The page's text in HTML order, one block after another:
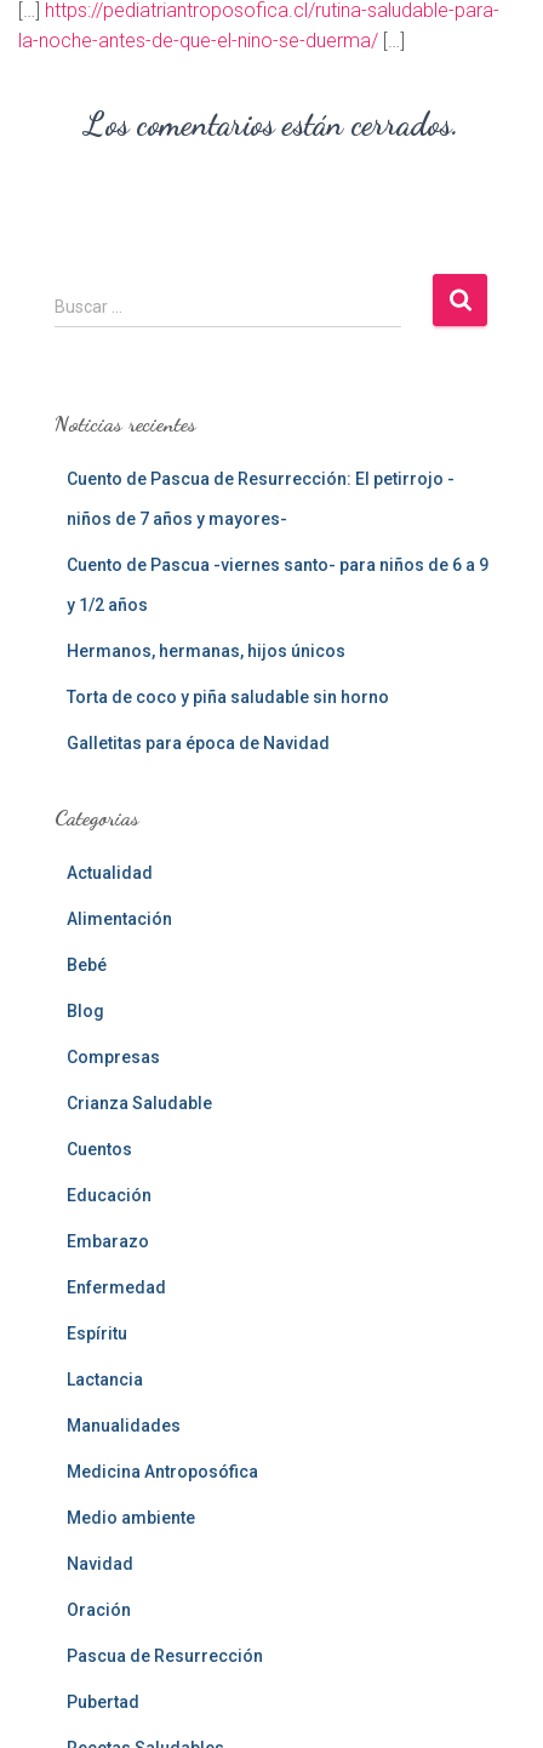
[…] https://pediatriantroposofica.cl/rutina-saludable-para-
la-noche-antes-de-que-el-nino-se-duerma/ […]
Los comentarios están cerrados.
B
u
r
Buscar …
Noticias recientes
Cuento de Pascua de Resurrección: El petirrojo -
niños de 7 años y mayores-
Cuento de Pascua -viernes santo- para niños de 6 a 9
y 1/2 años
Hermanos, hermanas, hijos únicos
Torta de coco y piña saludable sin horno
Galletitas para época de Navidad
Categorias
Actualidad
Alimentación
Bebé
Blog
Compresas
Crianza Saludable
Cuentos
Educación
Embarazo
Enfermedad
Espíritu
Lactancia
Manualidades
Medicina Antroposófica
Medio ambiente
Navidad
Oración
Pascua de Resurrección
Pubertad